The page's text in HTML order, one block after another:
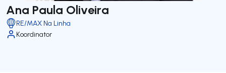
Ana Paula Oliveira
RE/MAX Na Linha
Koordinator